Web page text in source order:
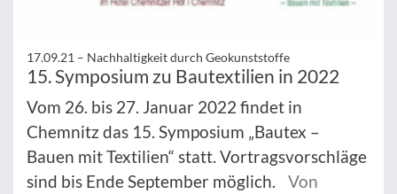
17.09.21 – Nachhaltigkeit durch Geokunststoffe
15. Symposium zu Bautextilien in 2022
Vom 26. bis 27. Januar 2022 findet in
Chemnitz das 15. Symposium „Bautex –
Bauen mit Textilien“ statt. Vortragsvorschläge
sind bis Ende September möglich.
Von